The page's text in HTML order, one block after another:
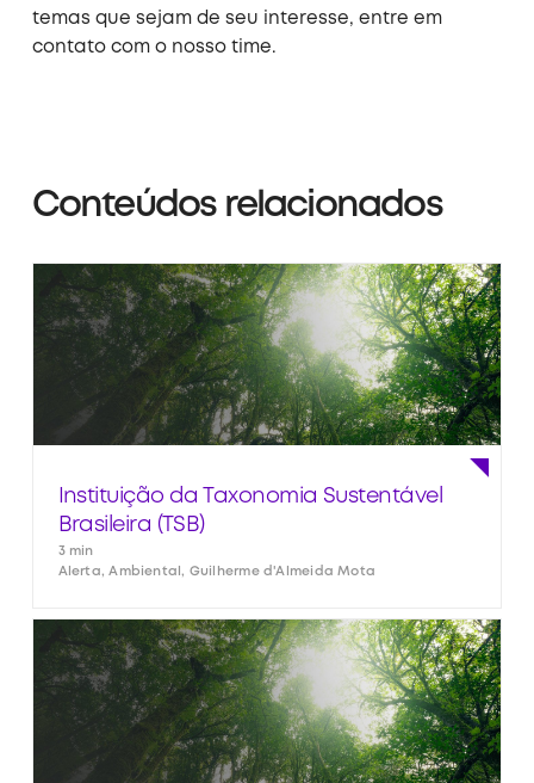
temas que sejam de seu interesse, entre em
contato com o nosso time.
Conteúdos relacionados
Instituição da Taxonomia Sustentável
Brasileira (TSB)
3 min
Alerta, Ambiental, Guilherme d'Almeida Mota